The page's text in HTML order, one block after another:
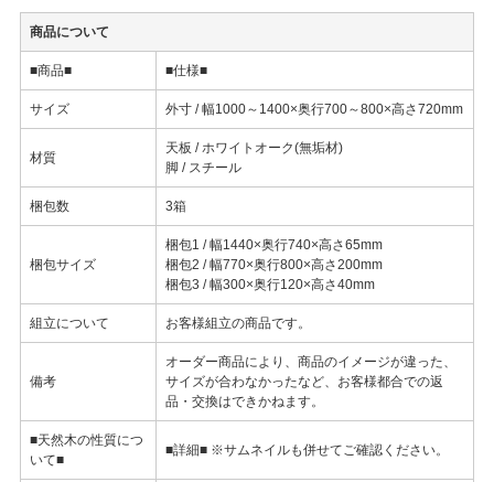
商品について
■商品■ ■仕様■
サイズ 外寸 / 幅1000～1400×奥行700～800×高さ720mm
材質
天板 / ホワイトオーク(無垢材)
脚 / スチール
梱包数 3箱
梱包サイズ
梱包1 / 幅1440×奥行740×高さ65mm
梱包2 / 幅770×奥行800×高さ200mm
梱包3 / 幅300×奥行120×高さ40mm
組立について お客様組立の商品です。
備考
オーダー商品により、商品のイメージが違った、
サイズが合わなかったなど、お客様都合での返
品・交換はできかねます。
■天然木の性質につ
いて■
■詳細■ ※サムネイルも併せてご確認ください。